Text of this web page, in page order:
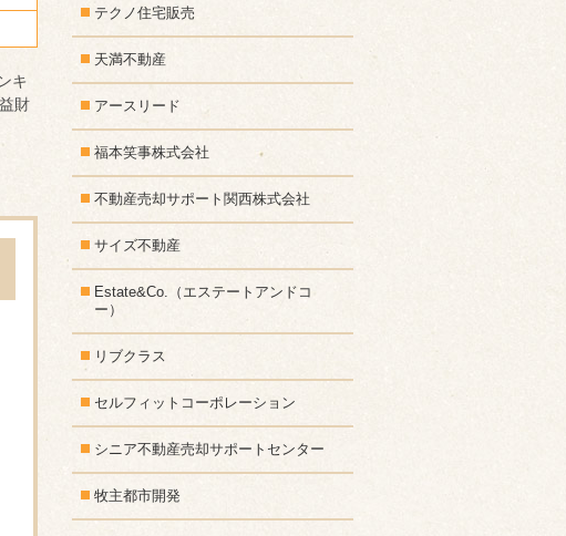
キ
財
テクノ住宅販売
天満不動産
アースリード
福本笑事株式会社
不動産売却サポート関西株式会社
サイズ不動産
Estate&Co.（エステートアンドコ
ー）
リブクラス
セルフィットコーポレーション
シニア不動産売却サポートセンター
牧主都市開発